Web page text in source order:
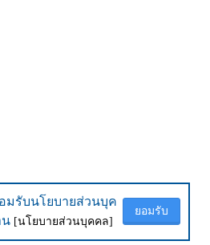
มรับนโยบายส่วนบุค
น [นโยบายส่วนบุคคล]
ยอมรับ
มรับนโยบายส่วนบุค
น [นโยบายส่วนบุคคล]
ยอมรับ